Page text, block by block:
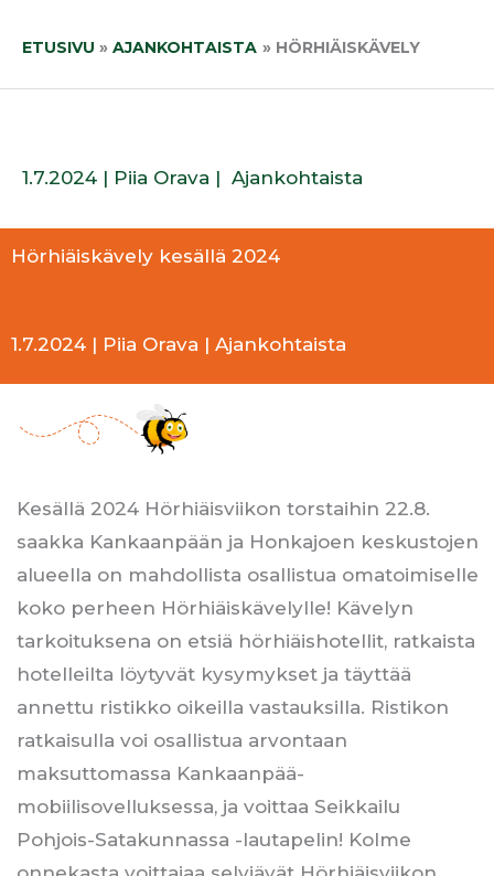
sisältöön
ETUSIVU AJANKOHTAISTA HÖRHIÄISKÄVELY
1.7.2024 | Piia Orava | Ajankohtaista
Hörhiäiskävely kesällä 2024
1.7.2024 | Piia Orava | Ajankohtaista
Kesällä 2024 Hörhiäisviikon torstaihin 22.8.
saakka Kankaanpään ja Honkajoen keskustojen
alueella on mahdollista osallistua omatoimiselle
koko perheen Hörhiäiskävelylle! Kävelyn
tarkoituksena on etsiä hörhiäishotellit, ratkaista
hotelleilta löytyvät kysymykset ja täyttää
annettu ristikko oikeilla vastauksilla. Ristikon
ratkaisulla voi osallistua arvontaan
maksuttomassa Kankaanpää-
mobiilisovelluksessa, ja voittaa Seikkailu
Pohjois-Satakunnassa -lautapelin! Kolme